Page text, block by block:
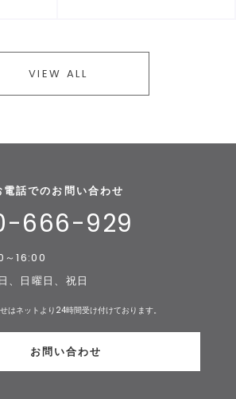
VIEW ALL
電話でのお問い合わせ
666-929
～16:00
、日曜日、祝日
はネットより24時間受け付けております。
お問い合わせ